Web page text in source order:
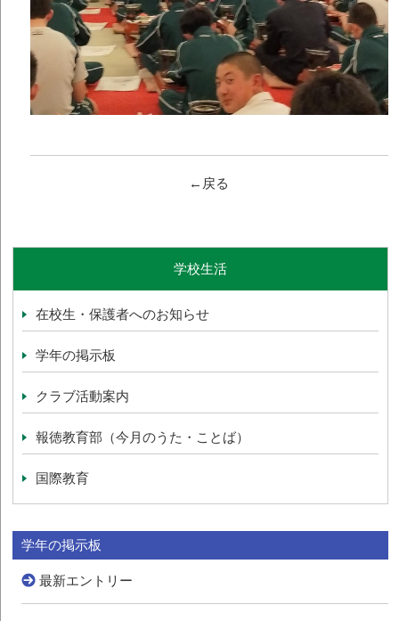
←戻る
学校生活
在校生・保護者へのお知らせ
学年の掲示板
クラブ活動案内
報徳教育部（今月のうた・ことば）
国際教育
学年の掲示板
最新エントリー